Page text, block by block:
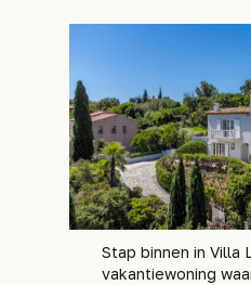
Stap binnen in Villa
vakantiewoning